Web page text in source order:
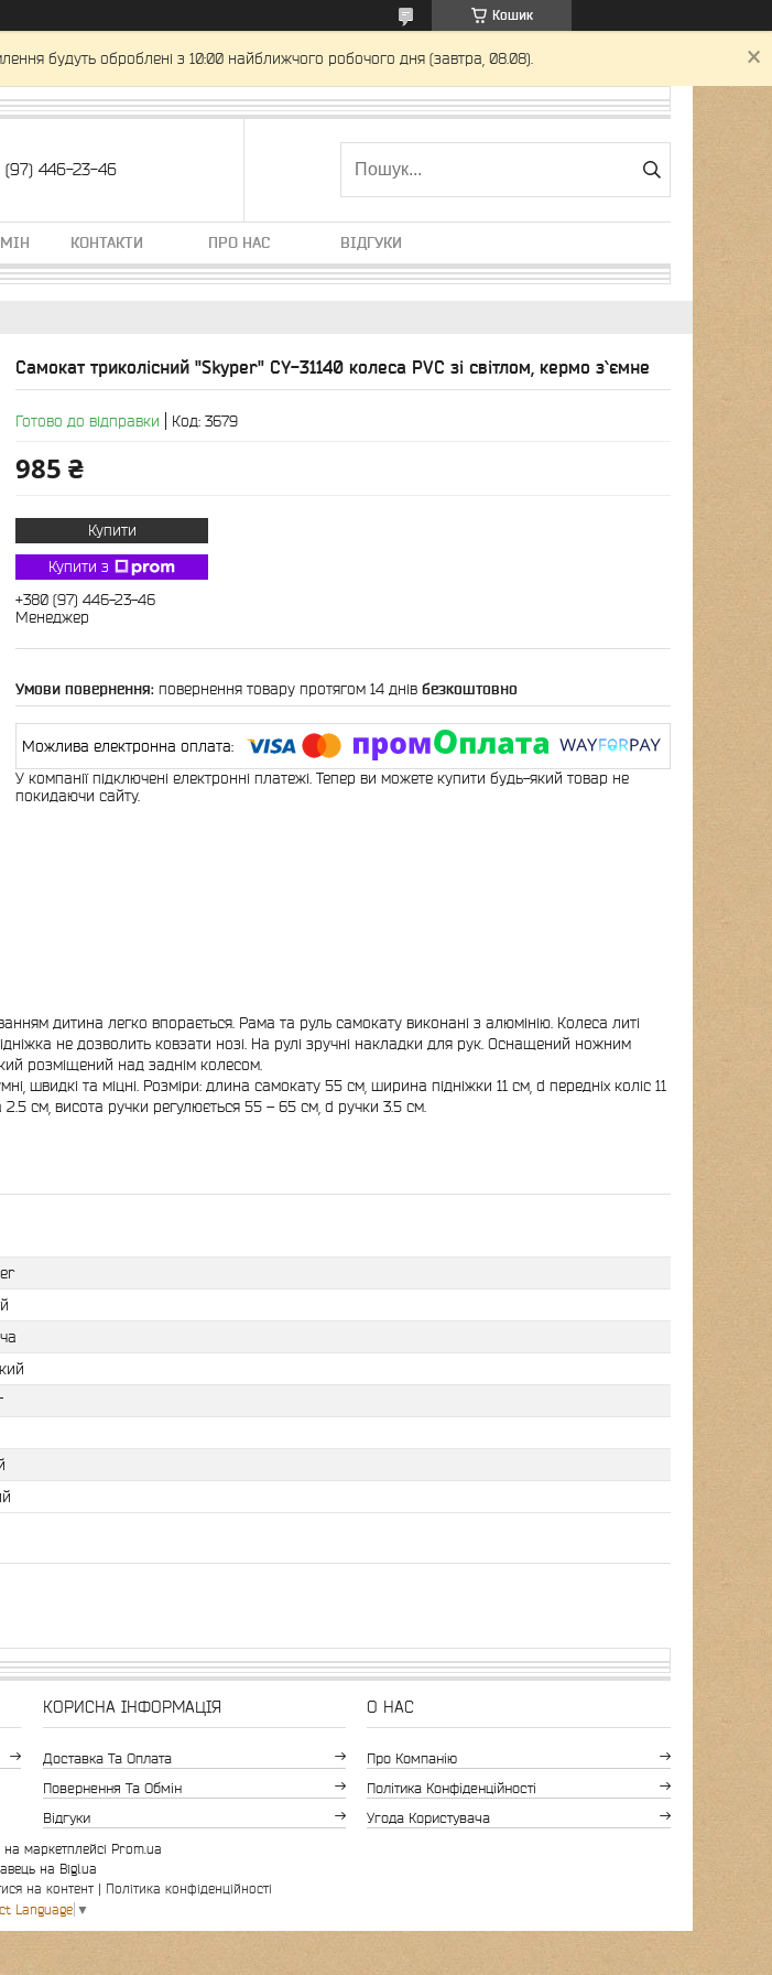
Кошик
будуть оброблені з 10:00 найближчого робочого дня (завтра, 08.08).
(97) 446-23-46
КОНТАКТИ ПРО НАС ВІДГУКИ
Самокат триколісний "Skyper" CY-31140 колеса PVC зі світлом, кермо з`ємне
Готово до відправки Код: 3679
985 ₴
Купити
Купити з
+380 (97) 446-23-46
Менеджер
повернення товару протягом 14 днів безкоштовно
У компанії підключені електронні платежі. Тепер ви можете купити будь-який товар не
покидаючи сайту.
дитина легко впорається. Рама та руль самокату виконані з алюмінію. Колеса литі
не дозволить ковзати нозі. На рулі зручні накладки для рук. Оснащений ножним
розміщений над заднім колесом.
швидкі та міцні. Розміри: длина самокату 55 см, ширина підніжки 11 см, d передніх коліс 11
см, висота ручки регулюється 55 – 65 см, d ручки 3.5 см.
КОРИСНА ІНФОРМАЦІЯ
Доставка Та Оплата
Повернення Та Обмін
Відгуки
О НАС
Про Компанію
Політика Конфіденційності
Угода Користувача
маркетплейсі Prom.ua
на Bigl.ua
на контент | Політика конфіденційності
Language ▼